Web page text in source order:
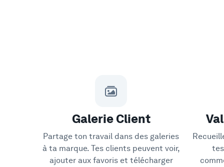
Galerie Client
Partage ton travail dans des galeries
à ta marque. Tes clients peuvent voir,
ajouter aux favoris et télécharger